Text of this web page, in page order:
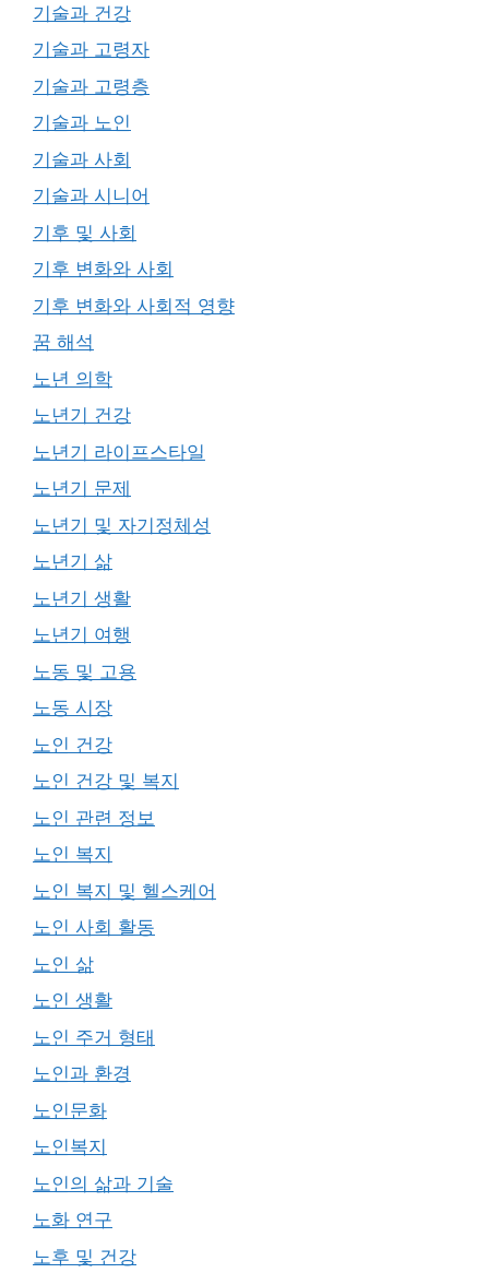
기술과 건강
기술과 고령자
기술과 고령층
기술과 노인
기술과 사회
기술과 시니어
기후 및 사회
기후 변화와 사회
기후 변화와 사회적 영향
꿈 해석
노년 의학
노년기 건강
노년기 라이프스타일
노년기 문제
노년기 및 자기정체성
노년기 삶
노년기 생활
노년기 여행
노동 및 고용
노동 시장
노인 건강
노인 건강 및 복지
노인 관련 정보
노인 복지
노인 복지 및 헬스케어
노인 사회 활동
노인 삶
노인 생활
노인 주거 형태
노인과 환경
노인문화
노인복지
노인의 삶과 기술
노화 연구
노후 및 건강